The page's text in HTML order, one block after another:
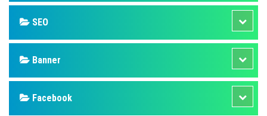
SEO
Banner
Facebook